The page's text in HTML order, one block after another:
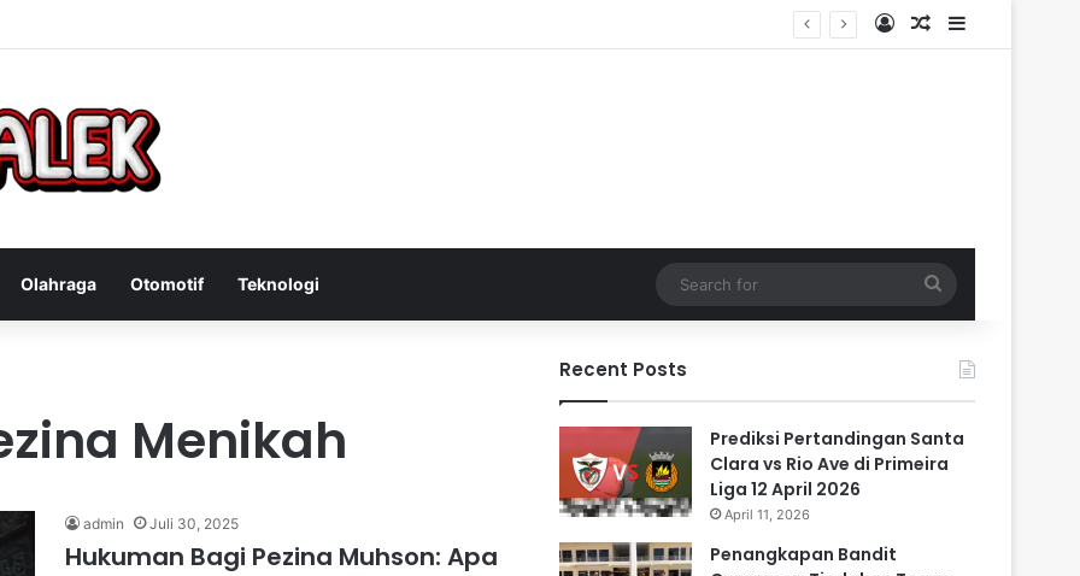
Log InRandom Article
Sidebar
Olahraga Otomotif Teknologi
for
Menikah
admin Juli 30, 2025
Hukuman Bagi Pezina Muhson: Apa
Recent Posts
Prediksi Pertandingan Santa
Clara vs Rio Ave di Primeira
Liga 12 April 2026
April 11, 2026
Penangkapan Bandit